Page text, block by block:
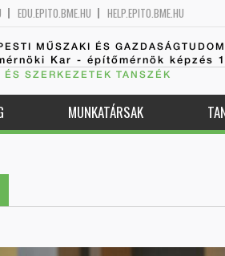
EDU.EPITO.BME.HU HELP.EPITO.BME.HU
MŰSZAKI ÉS
Kar - építőmérnök képzés
ÉS SZERKEZETEK TANSZÉK
MUNKATÁRSAK